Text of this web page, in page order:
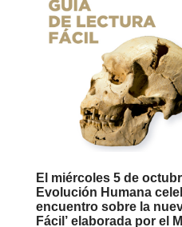
El miércoles 5 de
Evolución Humana
encuentro sobre la
Fácil’ elaborada por el